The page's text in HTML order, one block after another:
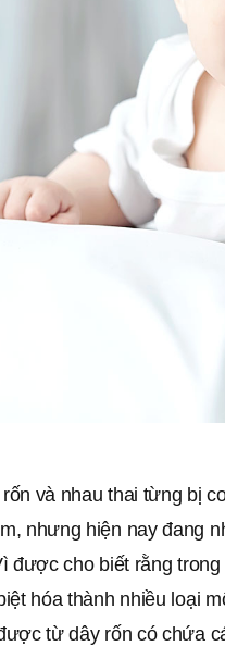
và nhau thai từng bị
nhưng hiện nay đang
được cho biết rằng
hóa thành nhiều loại
từ dây rốn có chứa